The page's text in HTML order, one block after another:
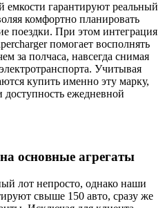
емкости гарантируют реальный
комфортно планировать
поездки. При этом интеграция
помогает восполнять
за полчаса, навсегда снимая
Учитывая
купить именно эту марку,
доступность ежедневной
основные агрегаты
лот непросто, однако наши
свыше 150 авто, сразу же